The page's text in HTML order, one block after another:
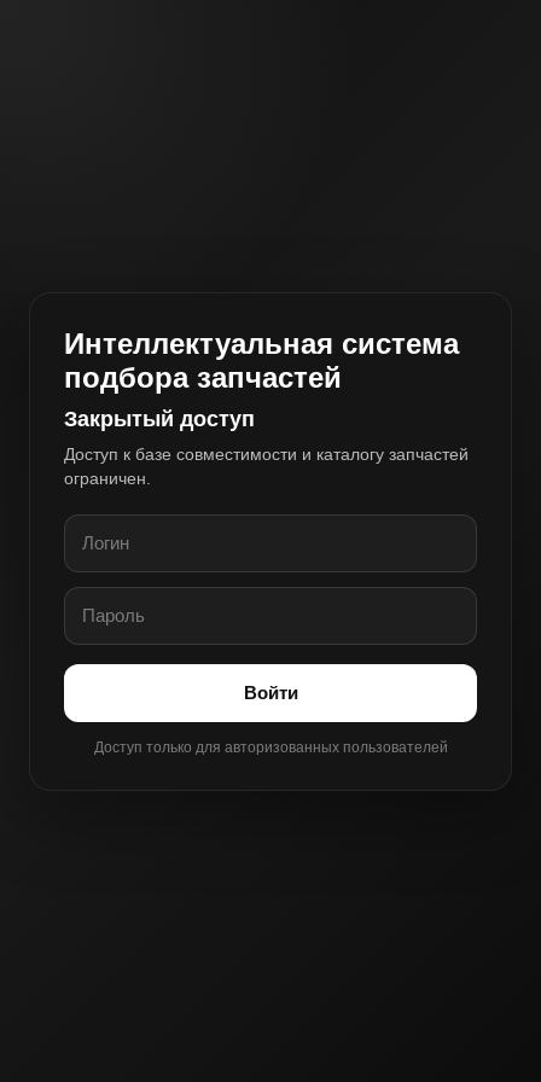
Интеллектуальная система
подбора запчастей
Закрытый доступ
Доступ к базе совместимости и каталогу запчастей
ограничен.
Войти
Доступ только для авторизованных пользователей